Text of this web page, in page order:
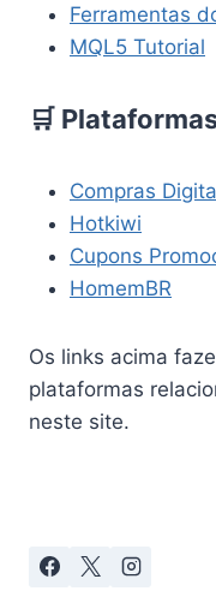
Ferramentas
MQL5 Tutorial
🛒
Compras
Hotkiwi
Cupons
HomemBR
Os links acima
plataformas
neste site.